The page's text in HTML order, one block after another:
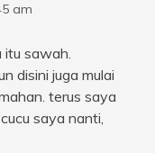
am
itu sawah.
disini juga mulai
terus saya
saya nanti,